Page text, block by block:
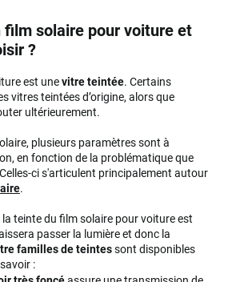
film solaire pour voiture et
?
est unevitre teintée. Certains
vitres teintées d’origine, alors que
ultérieurement.
plusieurs paramètres sont à
en fonction de la problématique que
ci s'articulent principalement autour
.
teinte du film solaire pour voiture est
passer la lumière et donc la
familles de teintessont disponibles
: